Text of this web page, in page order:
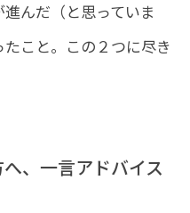
んだ（と思っていま
こと。この２つに尽き
、一言アドバイス